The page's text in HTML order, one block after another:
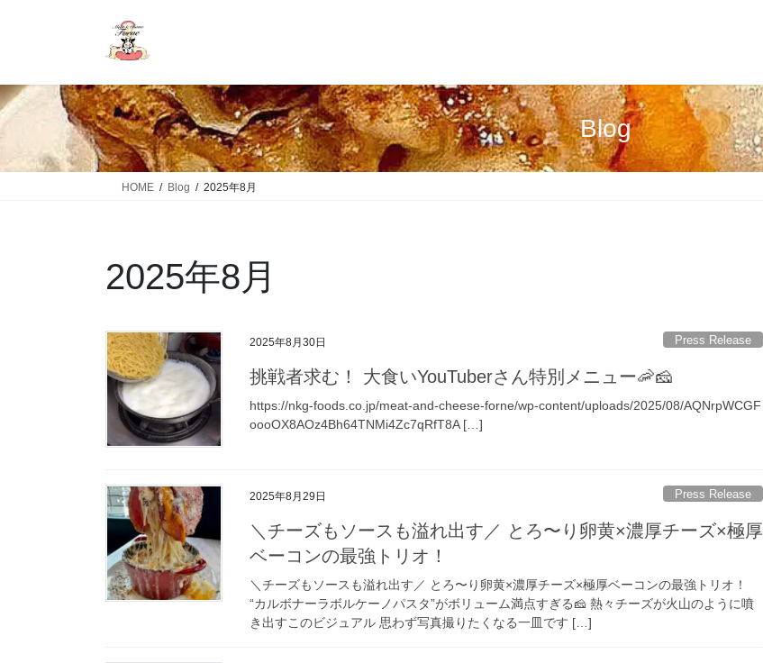
Blog
HOME Blog 2025年8月
2025年8月
2025年8月30日 Press Release
挑戦者求む！ 大食いYouTuberさん特別メニュー🦐🧀
https://nkg-foods.co.jp/meat-and-cheese-forne/wp-content/uploads/2025/08/AQNrpWCGF
oooOX8AOz4Bh64TNMi4Zc7qRfT8A […]
2025年8月29日 Press Release
＼チーズもソースも溢れ出す／ とろ〜り卵黄×濃厚チーズ×極厚
ベーコンの最強トリオ！
＼チーズもソースも溢れ出す／ とろ〜り卵黄×濃厚チーズ×極厚ベーコンの最強トリオ！
“カルボナーラボルケーノパスタ”がボリューム満点すぎる🧀 熱々チーズが火山のように噴
き出すこのビジュアル 思わず写真撮りたくなる一皿です […]